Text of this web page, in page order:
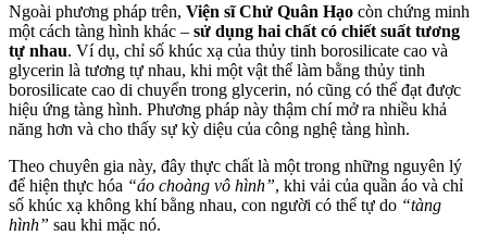
Ngoài phương pháp trên, Viện sĩ Chử Quân Hạo còn chứng minh
một cách tàng hình khác – sử dụng hai chất có chiết suất tương
tự nhau. Ví dụ, chỉ số khúc xạ của thủy tinh borosilicate cao và
glycerin là tương tự nhau, khi một vật thể làm bằng thủy tinh
borosilicate cao di chuyển trong glycerin, nó cũng có thể đạt được
hiệu ứng tàng hình. Phương pháp này thậm chí mở ra nhiều khả
năng hơn và cho thấy sự kỳ diệu của công nghệ tàng hình.
Theo chuyên gia này, đây thực chất là một trong những nguyên lý
để hiện thực hóa “áo choàng vô hình”, khi vải của quần áo và chỉ
số khúc xạ không khí bằng nhau, con người có thể tự do “tàng
hình” sau khi mặc nó.